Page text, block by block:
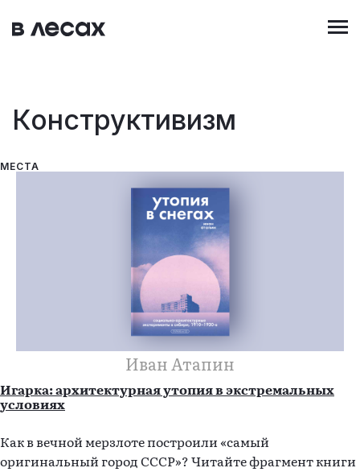
Конструктивизм
МЕСТА
Иван Атапин
Игарка: архитектурная утопия в экстремальных
условиях
Как в вечной мерзлоте построили «самый
оригинальный город СССР»? Читайте фрагмент книги